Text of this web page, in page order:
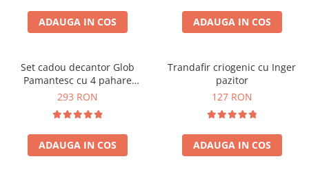
Cadouri Fete
Pentru Copilul din tine
Cadouri de Casa Noua
Cadouri Majorat
Cadouri pentru Nasi
Cadouri pentru Bunici
Cadouri pentru Prieteni
Cani si Termosuri
Jocuri si Puzzle
Seturi de caligrafie
Cadouri Sfantul Alexandru
Cadouri Constantin si Elena
Cadouri Sfanta Maria
Cadouri Sfintii Mihail si Gavriil
ADAUGA IN COS ADAUGA IN COS
Set cadou decantor Glob
Pamantesc cu 4 pahare
Deluxe
293 RON
ADAUGA IN COS
Trandafir criogenic cu Inger
pazitor
127 RON
ADAUGA IN COS